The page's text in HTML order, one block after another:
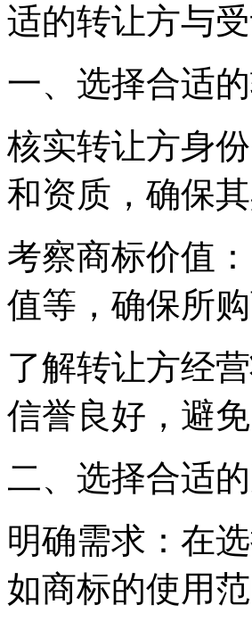
适的转让方与
一、选择合适
核实转让方身
和资质，确保
考察商标价值
值等，确保所
了解转让方经
信誉良好，避
二、选择合适
明确需求：在
如商标的使用